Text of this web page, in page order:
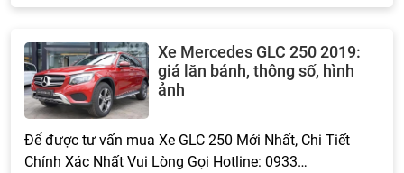
Xe Mercedes GLC 250 2019:
giá lăn bánh, thông số, hình
ảnh
Để được tư vấn mua Xe GLC 250 Mới Nhất, Chi Tiết
Chính Xác Nhất Vui Lòng Gọi Hotline: 0933…